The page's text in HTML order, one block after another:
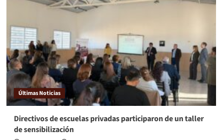
Últimas Noticias
Directivos de escuelas privadas participaron de un taller
de sensibilización